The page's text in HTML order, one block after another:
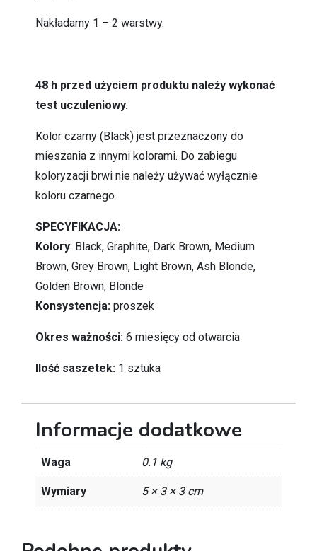
Nakładamy 1 – 2 warstwy.
48 h przed użyciem produktu należy wykonać
test uczuleniowy.
Kolor czarny (Black) jest przeznaczony do
mieszania z innymi kolorami. Do zabiegu
koloryzacji brwi nie należy używać wyłącznie
koloru czarnego.
SPECYFIKACJA:
Kolory: Black, Graphite, Dark Brown, Medium
Brown, Grey Brown, Light Brown, Ash Blonde,
Golden Brown, Blonde
Konsystencja: proszek
Okres ważności: 6 miesięcy od otwarcia
Ilość saszetek: 1 sztuka
Informacje dodatkowe
Waga 0.1 kg
Wymiary 5 × 3 × 3 cm